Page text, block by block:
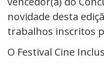
novidade desta
trabalhos inscritos
O Festival Cine